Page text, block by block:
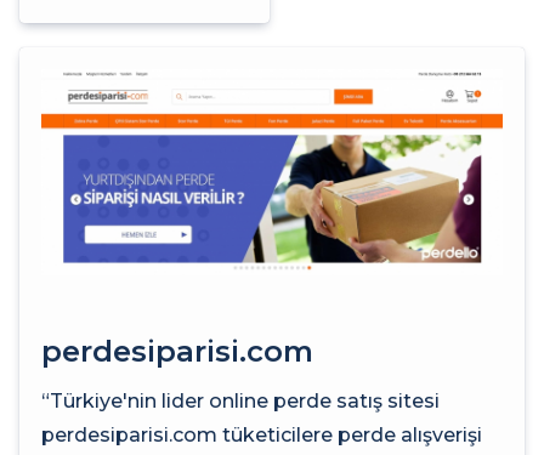
perdesiparisi.com
“Türkiye'nin lider online perde satış sitesi
perdesiparisi.com tüketicilere perde alışverişi